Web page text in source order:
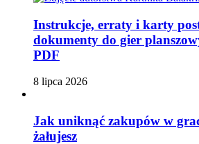
Instrukcje, erraty i karty
dokumenty do gier
PDF
8 lipca 2026
Jak uniknąć zakupów w
żałujesz